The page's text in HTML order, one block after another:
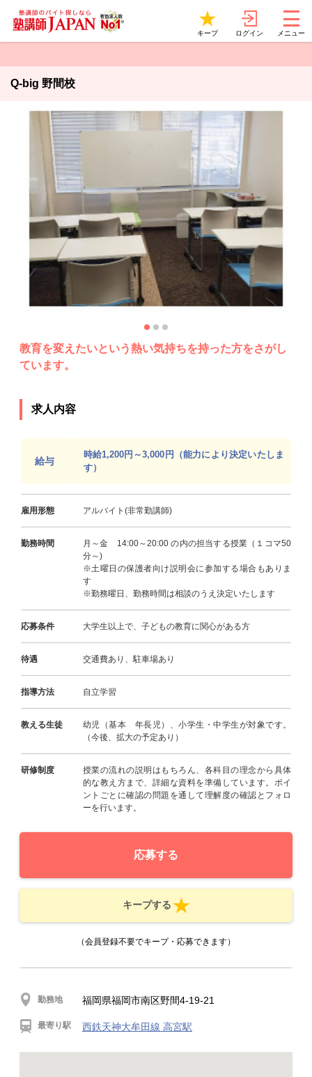
キープ ログイン メニュー
Q-big 野間校
教育を変えたいという熱い気持ちを持った方をさがし
ています。
求人内容
給与
時給1,200円～3,000円（能力により決定いたしま
す）
雇用形態 アルバイト(非常勤講師)
勤務時間
月～金 14:00～20:00 の内の担当する授業（１コマ50
分～)
※土曜日の保護者向け説明会に参加する場合もありま
す
※勤務曜日、勤務時間は相談のうえ決定いたします
応募条件 大学生以上で、子どもの教育に関心がある方
待遇 交通費あり、駐車場あり
指導方法 自立学習
教える生徒
幼児（基本 年長児）、小学生・中学生が対象です。
（今後、拡大の予定あり）
研修制度
授業の流れの説明はもちろん、各科目の理念から具体
的な教え方まで、詳細な資料を準備しています。ポイ
ントごとに確認の問題を通して理解度の確認とフォロ
ーを行います。
応募する
キープする
（会員登録不要でキープ・応募できます）
勤務地 福岡県福岡市南区野間4-19-21
最寄り駅 西鉄天神大牟田線 高宮駅